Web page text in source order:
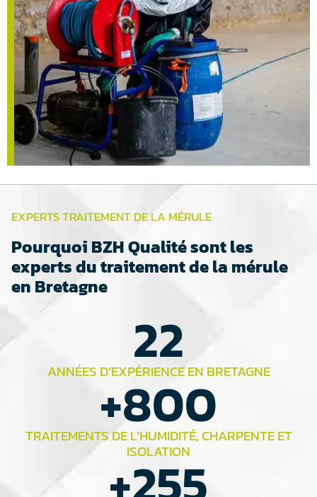
EXPERTS TRAITEMENT DE LA MÉRULE
Pourquoi BZH Qualité sont les
experts du traitement de la mérule
en Bretagne
ANNÉES D’EXPÉRIENCE EN BRETAGNE
22
TRAITEMENTS DE L’HUMIDITÉ, CHARPENTE ET
ISOLATION
+800